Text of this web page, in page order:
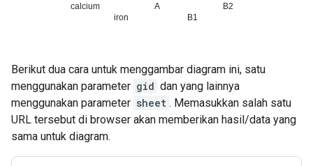
Berikut dua cara untuk menggambar diagram ini, satu
menggunakan parameter gid dan yang lainnya
menggunakan parameter sheet . Memasukkan salah satu
URL tersebut di browser akan memberikan hasil/data yang
sama untuk diagram.